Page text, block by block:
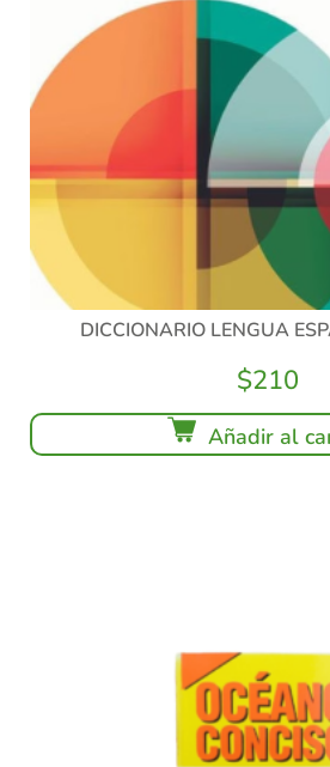
DICCIONARIO LENGUA
$210
Añadir al